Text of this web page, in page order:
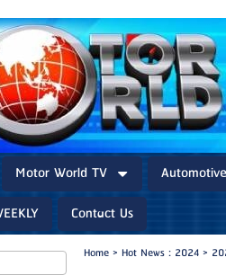
Motor World TV
Contact Us
Home> Hot News : 2024>